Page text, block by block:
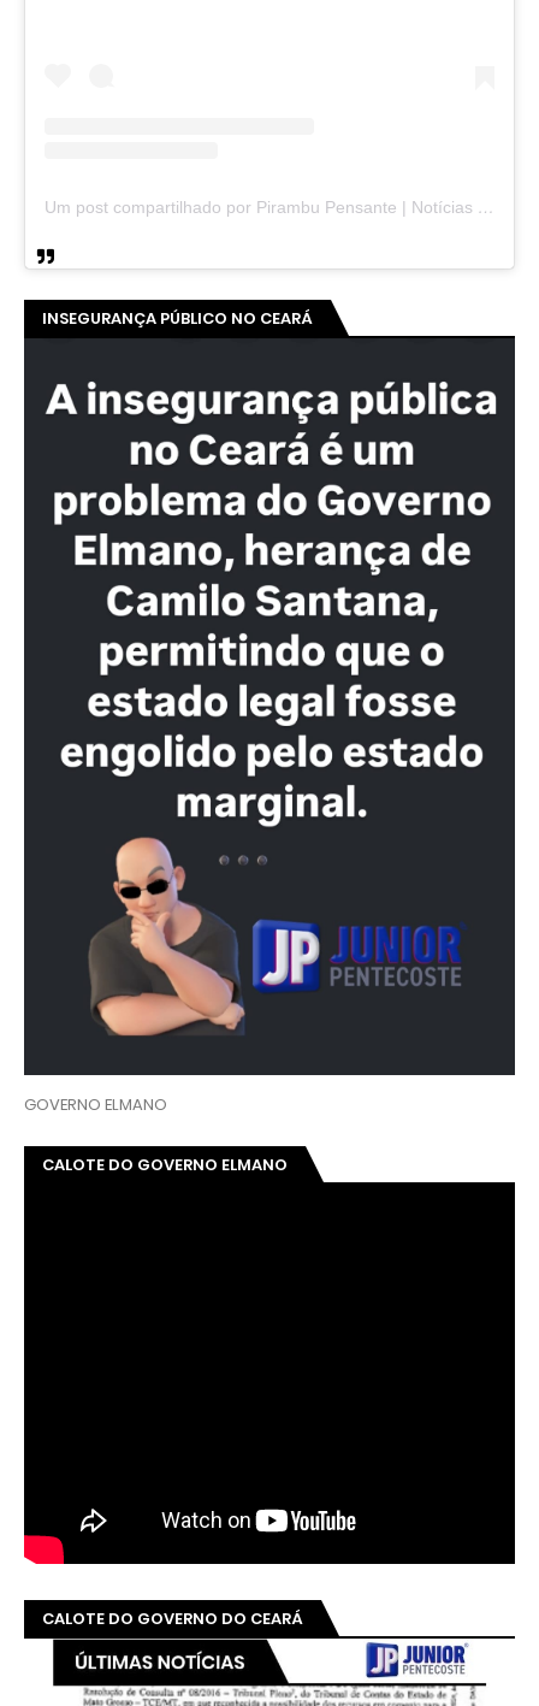
Um post compartilhado por Pirambu Pensante | Notícias & Entretenimento (@pirambupensante)
INSEGURANÇA PÚBLICO NO CEARÁ
GOVERNO ELMANO
CALOTE DO GOVERNO ELMANO
CALOTE DO GOVERNO DO CEARÁ